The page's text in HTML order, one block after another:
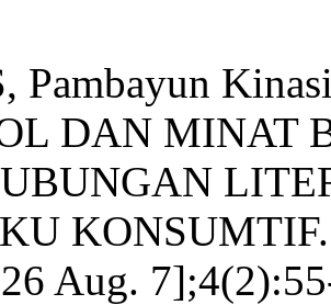
Pambayun
DAN MINAT
Aug.